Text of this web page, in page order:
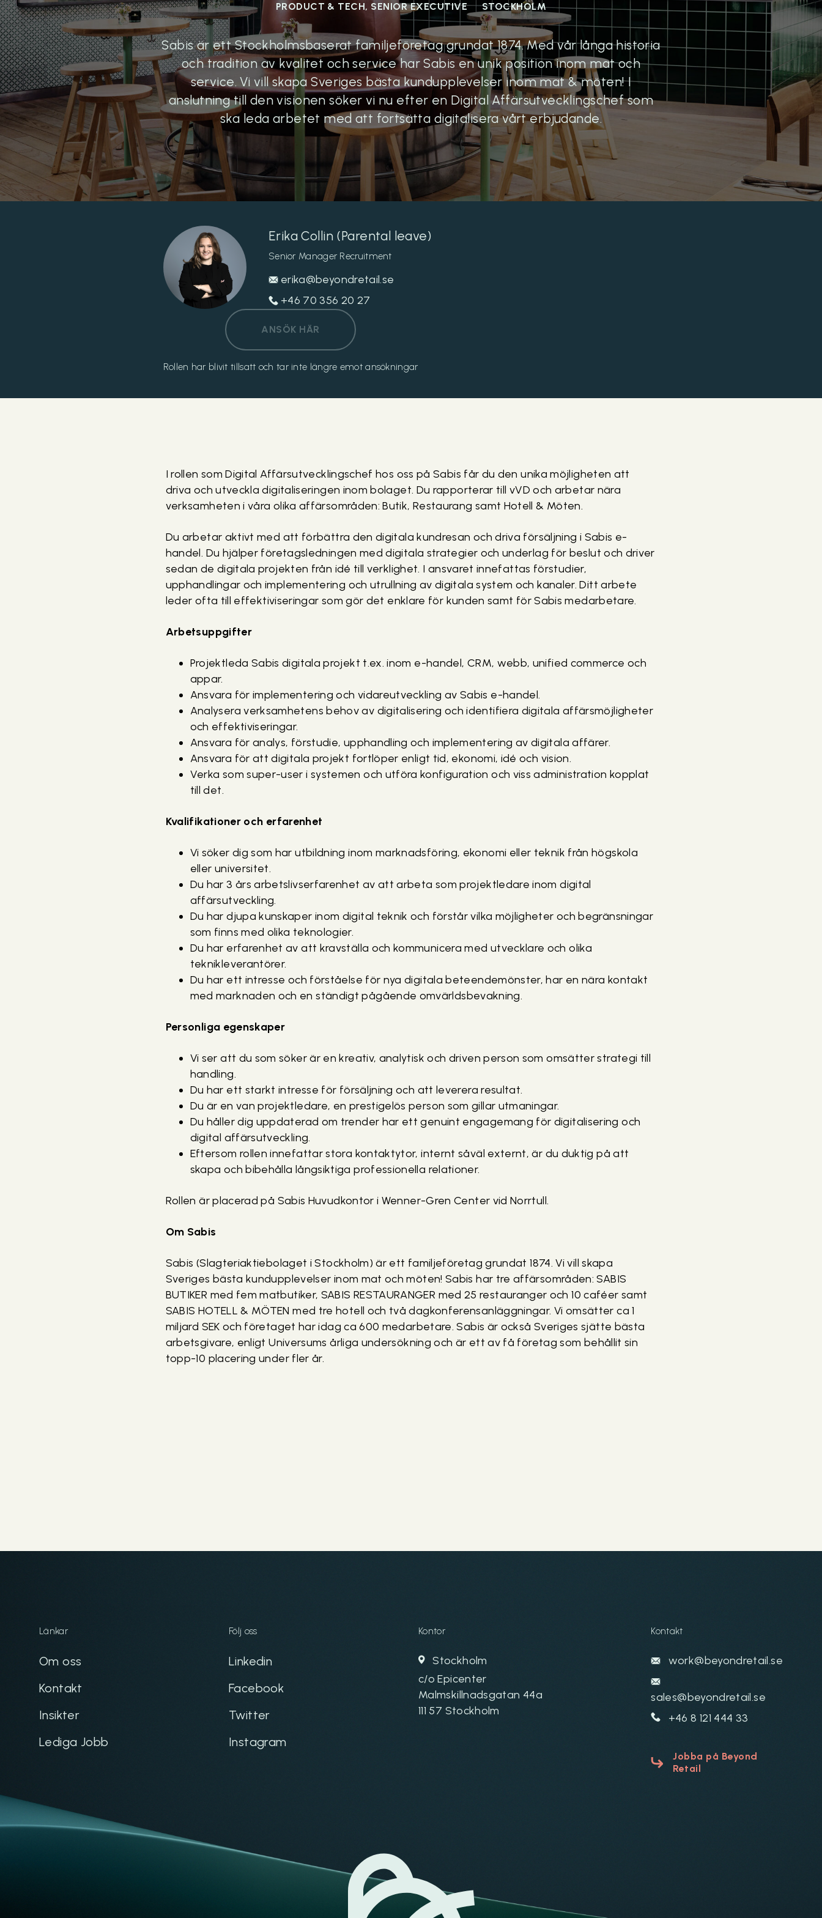
PRODUCT & TECH, SENIOR EXECUTIVE STOCKHOLM
Sabis är ett Stockholmsbaserat familjeföretag grundat 1874. Med vår långa historia
och tradition av kvalitet och service har Sabis en unik position inom mat och
service. Vi vill skapa Sveriges bästa kundupplevelser inom mat & möten! I
anslutning till den visionen söker vi nu efter en Digital Affärsutvecklingschef som
ska leda arbetet med att fortsätta digitalisera vårt erbjudande.
Erika Collin (Parental leave)
Senior Manager Recruitment
erika@beyondretail.se
+46 70 356 20 27
ANSÖK HÄR
Rollen har blivit tillsatt och tar inte längre emot ansökningar
I rollen som Digital Affärsutvecklingschef hos oss på Sabis får du den unika möjligheten att
driva och utveckla digitaliseringen inom bolaget. Du rapporterar till vVD och arbetar nära
verksamheten i våra olika affärsområden: Butik, Restaurang samt Hotell & Möten.
Du arbetar aktivt med att förbättra den digitala kundresan och driva försäljning i Sabis e-
handel. Du hjälper företagsledningen med digitala strategier och underlag för beslut och driver
sedan de digitala projekten från idé till verklighet. I ansvaret innefattas förstudier,
upphandlingar och implementering och utrullning av digitala system och kanaler. Ditt arbete
leder ofta till effektiviseringar som gör det enklare för kunden samt för Sabis medarbetare.
Arbetsuppgifter
Projektleda Sabis digitala projekt t.ex. inom e-handel, CRM, webb, unified commerce och
appar.
Ansvara för implementering och vidareutveckling av Sabis e-handel.
Analysera verksamhetens behov av digitalisering och identifiera digitala affärsmöjligheter
och effektiviseringar.
Ansvara för analys, förstudie, upphandling och implementering av digitala affärer.
Ansvara för att digitala projekt fortlöper enligt tid, ekonomi, idé och vision.
Verka som super-user i systemen och utföra konfiguration och viss administration kopplat
till det.
Kvalifikationer och erfarenhet
Vi söker dig som har utbildning inom marknadsföring, ekonomi eller teknik från högskola
eller universitet.
Du har 3 års arbetslivserfarenhet av att arbeta som projektledare inom digital
affärsutveckling.
Du har djupa kunskaper inom digital teknik och förstår vilka möjligheter och begränsningar
som finns med olika teknologier.
Du har erfarenhet av att kravställa och kommunicera med utvecklare och olika
teknikleverantörer.
Du har ett intresse och förståelse för nya digitala beteendemönster, har en nära kontakt
med marknaden och en ständigt pågående omvärldsbevakning.
Personliga egenskaper
Vi ser att du som söker är en kreativ, analytisk och driven person som omsätter strategi till
handling.
Du har ett starkt intresse för försäljning och att leverera resultat.
Du är en van projektledare, en prestigelös person som gillar utmaningar.
Du håller dig uppdaterad om trender har ett genuint engagemang för digitalisering och
digital affärsutveckling.
Eftersom rollen innefattar stora kontaktytor, internt såväl externt, är du duktig på att
skapa och bibehålla långsiktiga professionella relationer.
Rollen är placerad på Sabis Huvudkontor i Wenner-Gren Center vid Norrtull.
Om Sabis
Sabis (Slagteriaktiebolaget i Stockholm) är ett familjeföretag grundat 1874. Vi vill skapa
Sveriges bästa kundupplevelser inom mat och möten! Sabis har tre affärsområden: SABIS
BUTIKER med fem matbutiker, SABIS RESTAURANGER med 25 restauranger och 10 caféer samt
SABIS HOTELL & MÖTEN med tre hotell och två dagkonferensanläggningar. Vi omsätter ca 1
miljard SEK och företaget har idag ca 600 medarbetare. Sabis är också Sveriges sjätte bästa
arbetsgivare, enligt Universums årliga undersökning och är ett av få företag som behållit sin
topp-10 placering under fler år.
Länkar
Om oss
Kontakt
Insikter
Lediga Jobb
Följ oss
Linkedin
Facebook
Twitter
Instagram
Kontor
Stockholm
c/o Epicenter
Malmskillnadsgatan 44a
111 57 Stockholm
Kontakt
work@beyondretail.se
sales@beyondretail.se
+46 8 121 444 33
Jobba på Beyond
Retail